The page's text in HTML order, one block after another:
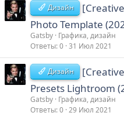
Дизайн
Photo Template
Gatsby Графика, дизайн
Ответы 0 31 Июл 2021
Дизайн
Presets Lightroom
Gatsby Графика, дизайн
Ответы 0 29 Июл 2021